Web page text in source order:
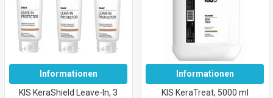
Informationen
KIS KeraShield Leave-In, 3
Informationen
KIS KeraTreat, 5000 ml